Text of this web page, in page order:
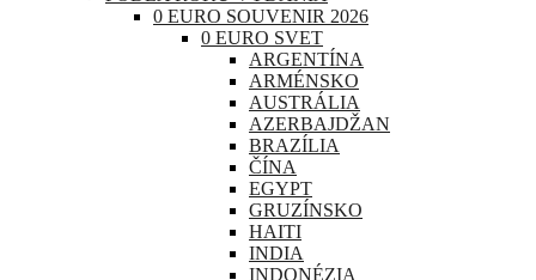
0 EURO SOUVENIR 2026
0 EURO SVET
ARGENTÍNA
ARMÉNSKO
AUSTRÁLIA
AZERBAJDŽAN
BRAZÍLIA
ČÍNA
EGYPT
GRUZÍNSKO
HAITI
INDIA
INDONÉZIA